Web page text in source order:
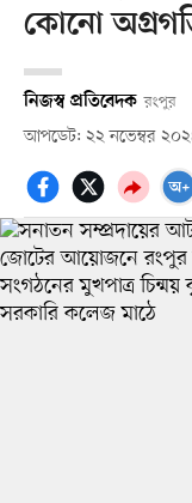
কোনো
নিজস্ব প্রতিবেদক রংপুর
আপডেট: ২২ নভেম্বর